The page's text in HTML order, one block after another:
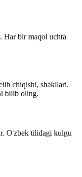
Har bir maqol uchta
chiqishi, shakllari.
bilib oling.
O'zbek tilidagi kulgu